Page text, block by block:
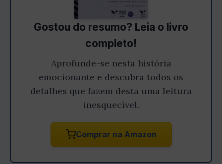
Gostou do resumo? Leia o livro
completo!
Aprofunde-se nesta história
emocionante e descubra todos os
detalhes que fazem desta uma leitura
inesquecível.
Comprar na Amazon